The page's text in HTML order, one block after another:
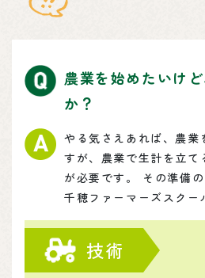
農業を始めたいけ
か？
やる気さえあれば、農業
すが、農業で生計を立て
が必要です。 その準備
千穂ファーマーズスクー
技術